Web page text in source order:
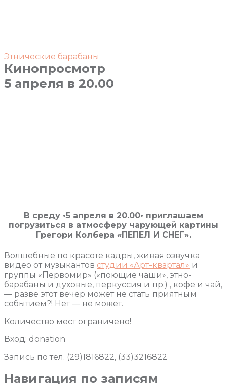
Этнические барабаны
Кинопросмотр
5 апреля в 20.00
В среду •5 апреля в 20.00• приглашаем
погрузиться в атмосферу чарующей картины
Грегори Колбера «ПЕПЕЛ И СНЕГ».
Волшебные по красоте кадры, живая озвучка
видео от музыкантов студии «Арт-квартал» и
группы «Первомир» («поющие чаши», этно-
барабаны и духовые, перкуссия и пр.) , кофе и чай,
— разве этот вечер может не стать приятным
событием?! Нет — не может.
Количество мест ограничено!
Вход: donation
Запись по тел. (29)1816822, (33)3216822
Навигация по записям